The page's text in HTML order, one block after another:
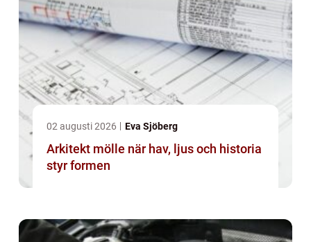
02 augusti 2026 Eva Sjöberg
Arkitekt mölle när hav, ljus och historia
styr formen